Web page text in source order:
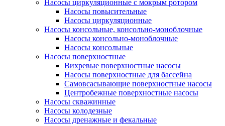
Насосы циркуляционные с мокрым ротором
Насосы повысительные
Насосы циркуляционные
Насосы консольные, консольно-моноблочные
Насосы консольно-моноблочные
Насосы консольные
Насосы поверхностные
Вихревые поверхностные насосы
Насосы поверхностные для бассейна
Самовсасывающие поверхностные насосы
Центробежные поверхностные насосы
Насосы скважинные
Насосы колодезные
Насосы дренажные и фекальные